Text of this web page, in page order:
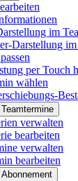
im
Darstellung
per Touch
wählen
verwalten
bearbeiten
verwalten
bearbeiten